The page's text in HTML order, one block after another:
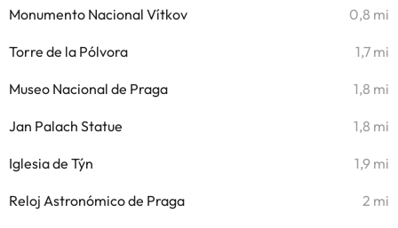
Monumento Nacional Vítkov 0,8 mi
Torre de la Pólvora 1,7 mi
Museo Nacional de Praga 1,8 mi
Jan Palach Statue 1,8 mi
Iglesia de Týn 1,9 mi
Reloj Astronómico de Praga 2 mi